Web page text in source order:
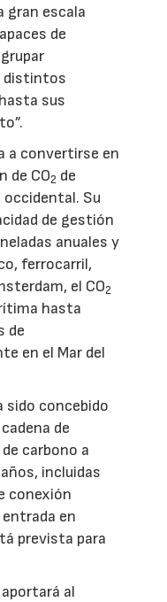
gran escala
de
distintos
sus
a convertirse en
de CO2 de
occidental. Su
de gestión
anuales y
ferrocarril,
el CO2
hasta
de
en el Mar del
sido concebido
de
carbono a
incluidas
conexión
en
prevista para
al